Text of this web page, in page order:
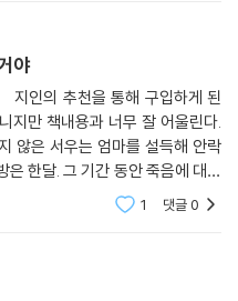
야
않은 서우는 엄마를 설득해 안락
죽음을 맞이할 수 있게 된다. 하
1 댓글0